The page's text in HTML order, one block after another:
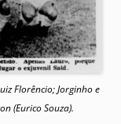
Florêncio; Jorginho e
(Eurico Souza).